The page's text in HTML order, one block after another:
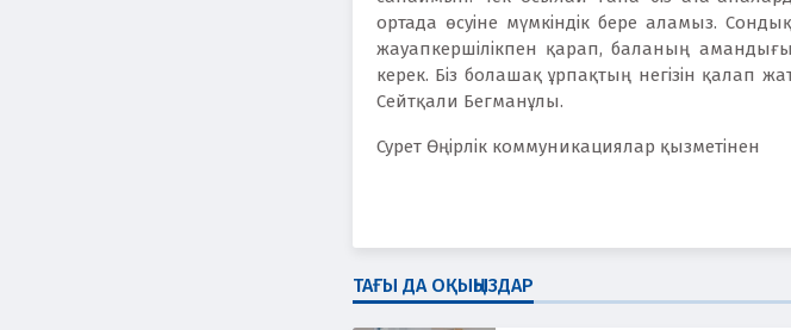
ортада өсуіне мүмкіндік бере аламыз.
жауапкершілікпен қарап, баланың
керек. Біз болашақ ұрпақтың негізін қалап
Сейтқали Бегманұлы.
Сурет Өңірлік коммуникациялар қызметінен
ТАҒЫ ДА ОҚЫҢЫЗДАР